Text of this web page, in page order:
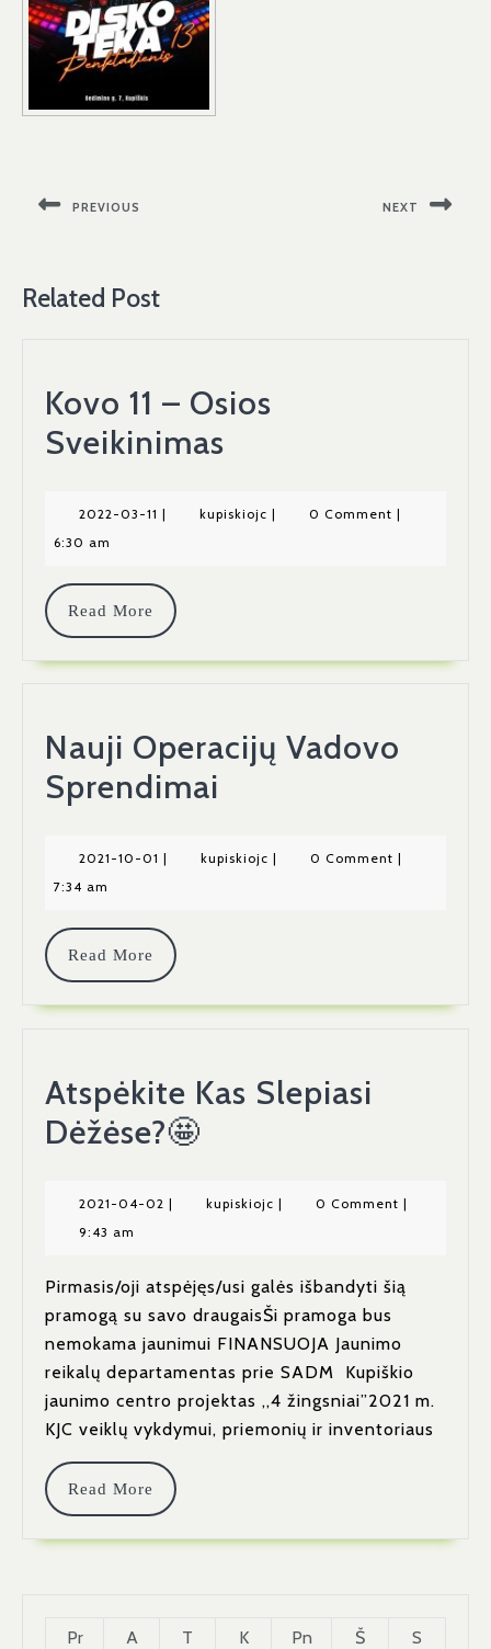
įrašųPREVIOUS NEXT
Related Post
Kovo 11 – Osios
Sveikinimas
–
2022-03-11 2022-
| kupiskiojc kupiskiojc
| 0 Comment |
6:30 am
Read More
Read
Nauji Operacijų Vadovo
Sprendimai
Vadovo
2021-10-01 2021-
| kupiskiojc kupiskiojc
| 0 Comment |
7:34 am
Read More
Read
Atspėkite Kas Slepiasi
Dėžėse?🤩
Slepiasi
🤩
2021-04-02 2021-
| kupiskiojc kupiskiojc
| 0 Comment |
9:43 am
Pirmasis/oji atspėjęs/usi galės išbandyti šią
pramogą su savo draugaisŠi pramoga bus
nemokama jaunimui FINANSUOJA Jaunimo
reikalų departamentas prie SADM Kupiškio
jaunimo centro projektas ,,4 žingsniai”2021 m.
KJC veiklų vykdymui, priemonių ir inventoriaus
Read More
Read
Pr A T K Pn Š S